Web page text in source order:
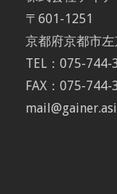
〒601-1251
京都府京都市
TEL：075-744-
FAX：075-744-